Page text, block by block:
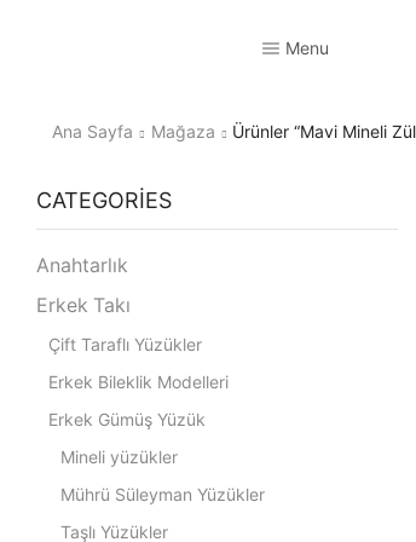
Menu
Ana Sayfa Mağaza Ürünler “Mavi Mineli
CATEGORIES
Anahtarlık
Erkek Takı
Çift Taraflı Yüzükler
Erkek Bileklik Modelleri
Erkek Gümüş Yüzük
Mineli yüzükler
Mührü Süleyman Yüzükler
Taşlı Yüzükler